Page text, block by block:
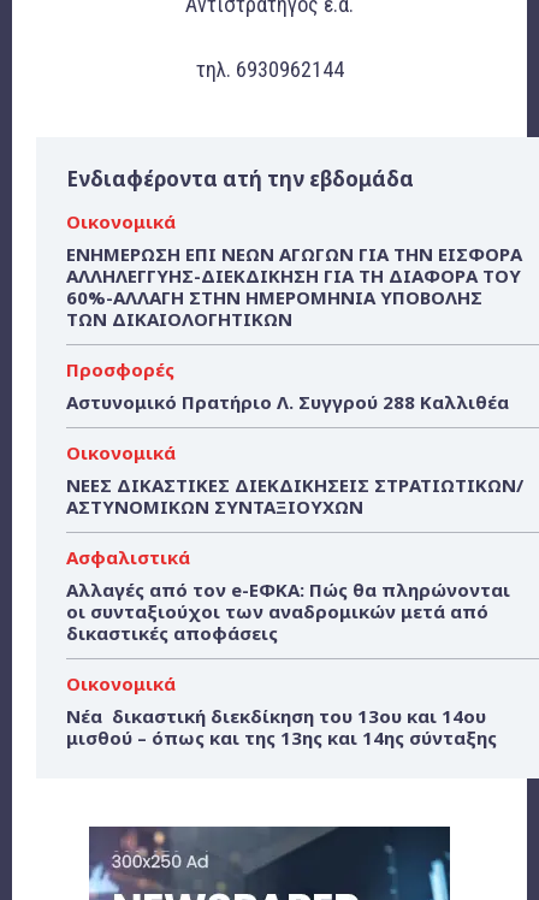
τηλ. 6930962144
Ενδιαφέροντα ατή την εβδομάδα
Οικονομικά
ΕΝΗΜΕΡΩΣΗ ΕΠΙ ΝΕΩΝ ΑΓΩΓΩΝ ΓΙΑ ΤΗΝ ΕΙΣΦΟΡΑ
ΑΛΛΗΛΕΓΓΥΗΣ-ΔΙΕΚΔΙΚΗΣΗ ΓΙΑ ΤΗ ΔΙΑΦΟΡΑ ΤΟΥ
60%-ΑΛΛΑΓΗ ΣΤΗΝ ΗΜΕΡΟΜΗΝΙΑ ΥΠΟΒΟΛΗΣ
ΤΩΝ ΔΙΚΑΙΟΛΟΓΗΤΙΚΩΝ
Προσφορές
Αστυνομικό Πρατήριο Λ. Συγγρού 288 Καλλιθέα
Οικονομικά
ΝΕΕΣ ΔΙΚΑΣΤΙΚΕΣ ΔΙΕΚΔΙΚΗΣΕΙΣ ΣΤΡΑΤΙΩΤΙΚΩΝ/
ΑΣΤΥΝΟΜΙΚΩΝ ΣΥΝΤΑΞΙΟΥΧΩΝ
Ασφαλιστικά
Αλλαγές από τον e-ΕΦΚΑ: Πώς θα πληρώνονται
οι συνταξιούχοι των αναδρομικών μετά από
δικαστικές αποφάσεις
Οικονομικά
Νέα δικαστική διεκδίκηση του 13ου και 14ου
μισθού – όπως και της 13ης και 14ης σύνταξης